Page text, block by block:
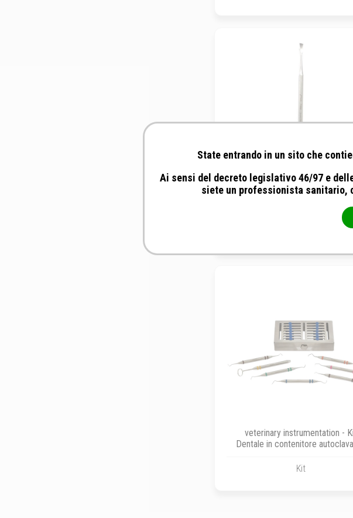
Foschi Premium -
veterinary instrumentation -
Dentale in contenitore
Kit
State entrando in un sito che
Ai sensi del decreto legislativo 46/97 e
siete un professionista sanitario,